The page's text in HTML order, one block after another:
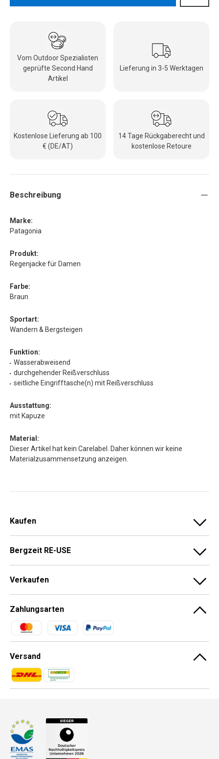
Vom Outdoor Spezialisten
geprüfte Second Hand
Artikel
Lieferung in 3-5 Werktagen
Kostenlose Lieferung ab 100
€ (DE/AT)
14 Tage Rückgaberecht und
kostenlose Retoure
Beschreibung
Marke:
Patagonia
Produkt:
Regenjacke für Damen
Farbe:
Braun
Sportart:
Wandern & Bergsteigen
Funktion:
Wasserabweisend
durchgehender Reißverschluss
seitliche Eingrifftasche(n) mit Reißverschluss
Ausstattung:
mit Kapuze
Material:
Dieser Artikel hat kein Carelabel. Daher können wir keine
Materialzusammensetzung anzeigen.
Kaufen
Bergzeit RE-USE
Verkaufen
Zahlungsarten
Zahlungsmethoden
Versand
Zahlungsmethoden
Zahlungsmethoden